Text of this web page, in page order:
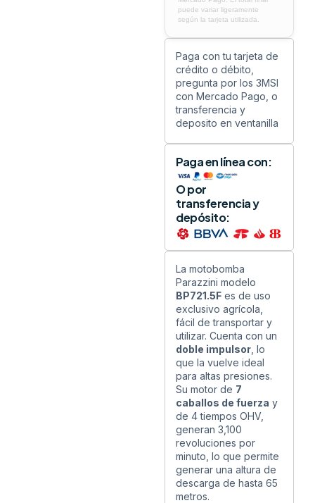
puede variar ligeramente
según la tarjeta utilizada.
Paga con tu tarjeta de
crédito o débito,
pregunta por los 3MSI
con Mercado Pago, o
transferencia y
deposito en ventanilla
Paga en línea con:
O por
transferencia y
depósito:
La motobomba
Parazzini modelo
BP721.5F es de uso
exclusivo agrícola,
fácil de transportar y
utilizar. Cuenta con un
doble impulsor , lo
que la vuelve ideal
para altas presiones.
Su motor de 7
caballos de fuerza y
de 4 tiempos OHV,
generan 3,100
revoluciones por
minuto, lo que permite
generar una altura de
descarga de hasta 65
metros.